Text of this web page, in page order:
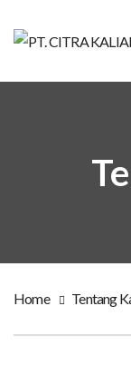
Home Tentang